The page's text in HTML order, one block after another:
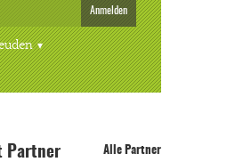
Anmelden
Partner Alle Partner